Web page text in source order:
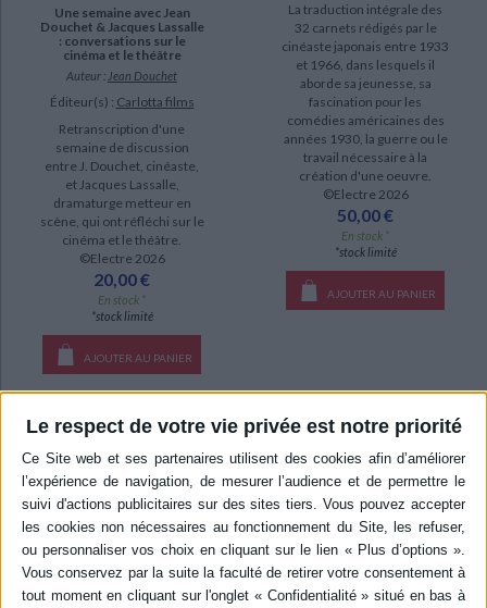
Le respect de votre vie privée est notre priorité
Une semaine avec Jean
Douchet & Jacques Lassalle
: conversations sur le
cinéma et le théâtre
Auteur : Jean Douchet
Éditeur(s) : Carlotta films
Retranscription d'une
semaine de discussion
entre J. Douchet, cinéaste,
et Jacques Lassalle,
dramaturge metteur en
scène, qui ont réfléchi sur le
cinéma et le théâtre.
©Electre 2026
20,00 €
En stock *
*stock limité
AJOUTER AU PANIER
La traduction intégrale des
32 carnets rédigés par le
cinéaste japonais entre 1933
et 1966, dans lesquels il
aborde sa jeunesse, sa
fascination pour les
comédies américaines des
années 1930, la guerre ou le
travail nécessaire à la
création d'une oeuvre.
©Electre 2026
50,00 €
En stock *
*stock limité
AJOUTER AU PANIER